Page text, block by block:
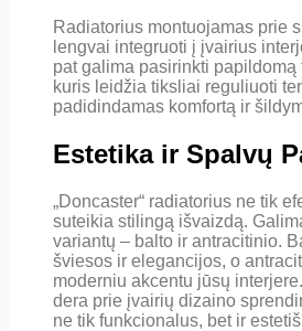
Radiatorius montuojamas prie
lengvai integruoti į įvairius
pat galima pasirinkti papildomą
kuris leidžia tiksliai reguliuoti
padidindamas komfortą ir
Estetika ir Spalvų
„Doncaster“ radiatorius ne tik
suteikia stilingą išvaizdą.
variantų – balto ir antracitinio.
šviesos ir elegancijos, o
moderniu akcentu jūsų
dera prie įvairių dizaino
ne tik funkcionalus, bet ir